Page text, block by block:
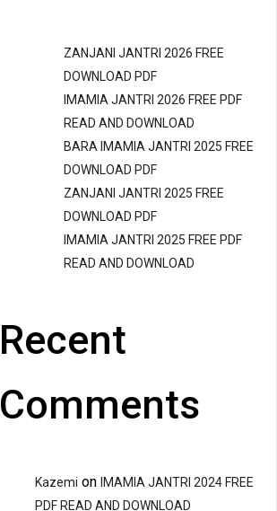
ZANJANI JANTRI 2026 FREE
DOWNLOAD PDF
IMAMIA JANTRI 2026 FREE PDF
READ AND DOWNLOAD
BARA IMAMIA JANTRI 2025 FREE
DOWNLOAD PDF
ZANJANI JANTRI 2025 FREE
DOWNLOAD PDF
IMAMIA JANTRI 2025 FREE PDF
READ AND DOWNLOAD
Recent
Comments
Kazemi on IMAMIA JANTRI 2024 FREE
PDF READ AND DOWNLOAD